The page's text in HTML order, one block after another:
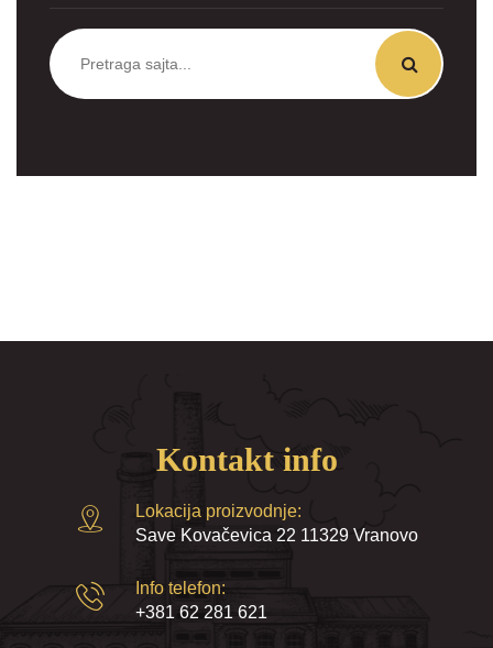
Kontakt info
Lokacija proizvodnje:
Save Kovačevica 22 11329 Vranovo
Info telefon:
+381 62 281 621